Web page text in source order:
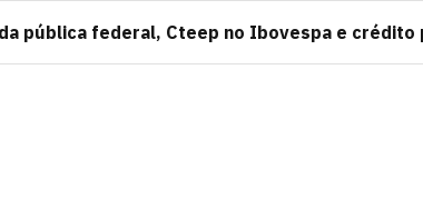
pública federal, Cteep no Ibovespa e crédito